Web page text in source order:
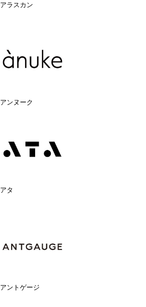
アラスカン
アンヌーク
アタ
アントゲージ